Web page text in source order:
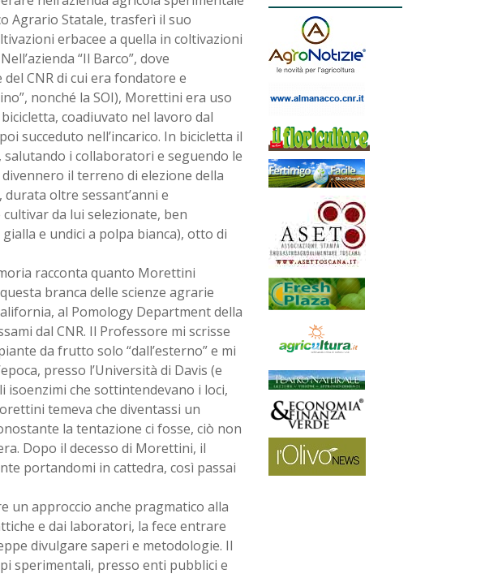
Agrario Statale, trasferì il suo
erbacee a quella in coltivazioni
“Il Barco”, dove
CNR di cui era fondatore e
nonché la SOI), Morettini era uso
coadiuvato nel lavoro dal
succeduto nell’incarico. In bicicletta il
i collaboratori e seguendo le
il terreno di elezione della
oltre sessant’anni e
da lui selezionate, ben
e undici a polpa bianca), otto di
racconta quanto Morettini
branca delle scienze agrarie
al Pomology Department della
dal CNR. Il Professore mi scrisse
da frutto solo “dall’esterno” e mi
presso l’Università di Davis (e
che sottintendevano i loci,
temeva che diventassi un
la tentazione ci fosse, ciò non
Dopo il decesso di Morettini, il
portandomi in cattedra, così passai
un approccio anche pragmatico alla
e dai laboratori, la fece entrare
divulgare saperi e metodologie. Il
sperimentali, presso enti pubblici e